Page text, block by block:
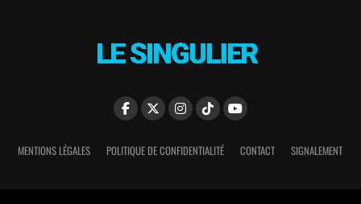
MENTIONS LÉGALES POLITIQUE DE CONFIDENTIALITÉ CONTACT SIGNALEMENT